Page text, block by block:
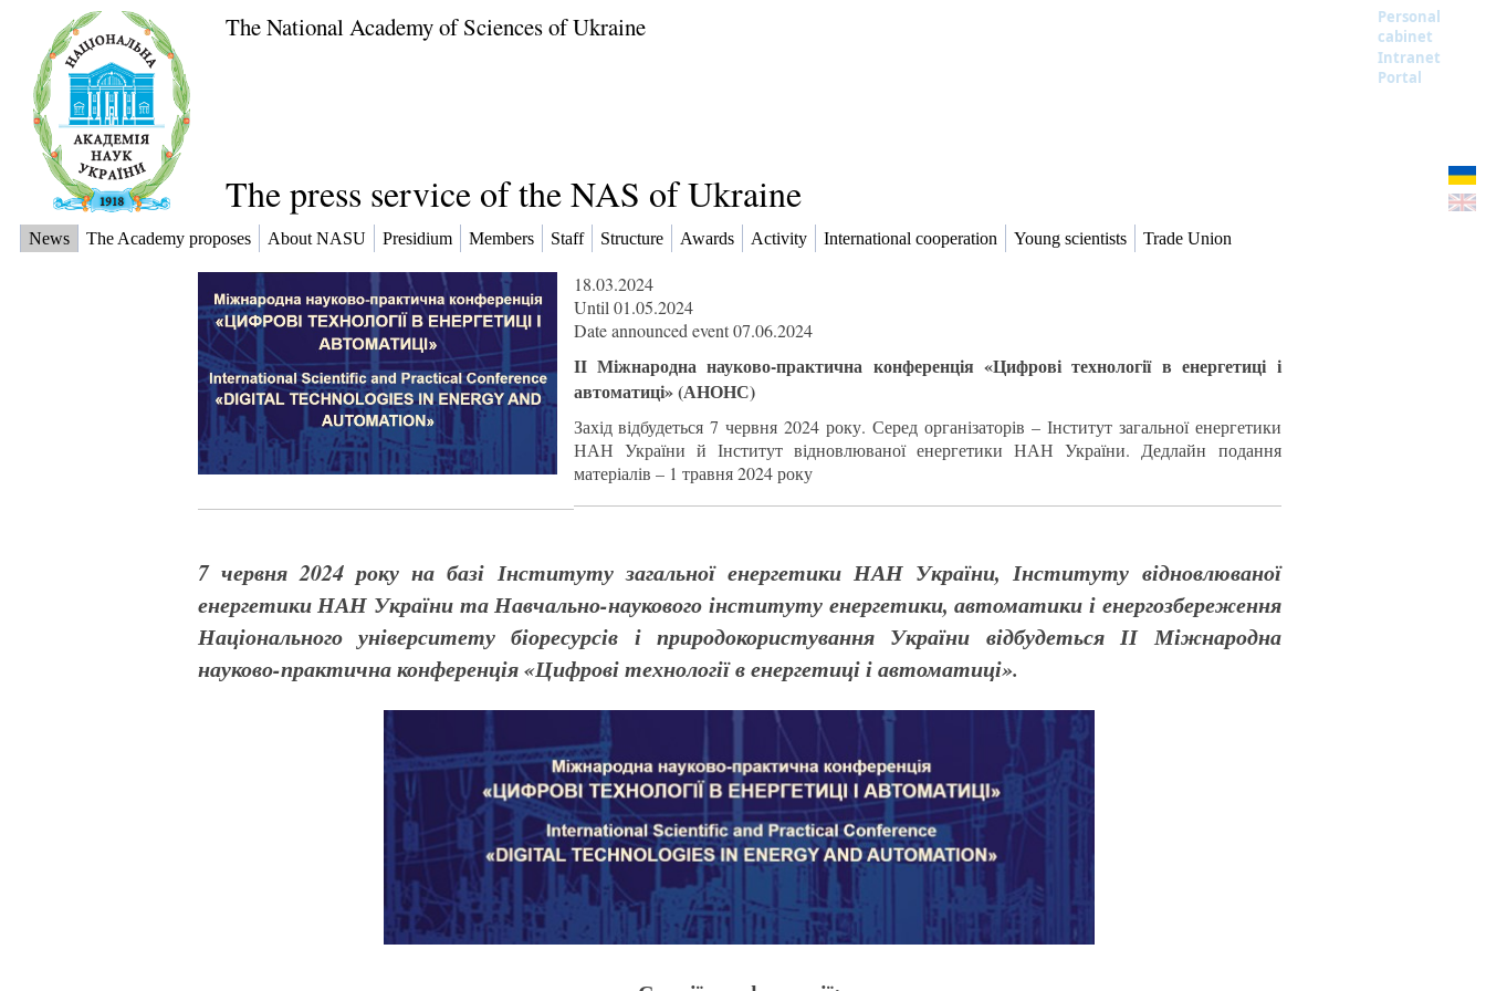
The National Academy of Sciences of Ukraine
Personal
cabinet
Intranet
Portal
The press service of the NAS of Ukraine
News The Academy proposes About NASU Presidium Members Staff Structure Awards Activity International cooperation Young scientists Trade Union
18.03.2024
Until 01.05.2024
Date announced event 07.06.2024
II Міжнародна науково-практична конференція «Цифрові технології в енергетиці і
автоматиці» (АНОНС)
Захід відбудеться 7 червня 2024 року. Серед організаторів – Інститут загальної енергетики
НАН України й Інститут відновлюваної енергетики НАН України. Дедлайн подання
матеріалів – 1 травня 2024 року
7 червня 2024 року на базі Інституту загальної енергетики НАН України, Інституту відновлюваної
енергетики НАН України та Навчально-наукового інституту енергетики, автоматики і енергозбереження
Національного університету біоресурсів і природокористування України відбудеться ІІ Міжнародна
науково-практична конференція «Цифрові технології в енергетиці і автоматиці».